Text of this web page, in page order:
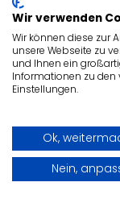
Der
Wir verwenden
Wir können diese zur
unsere Webseite zu
und Ihnen ein
Informationen zu den
Einstellungen.
Ok,
Nein,